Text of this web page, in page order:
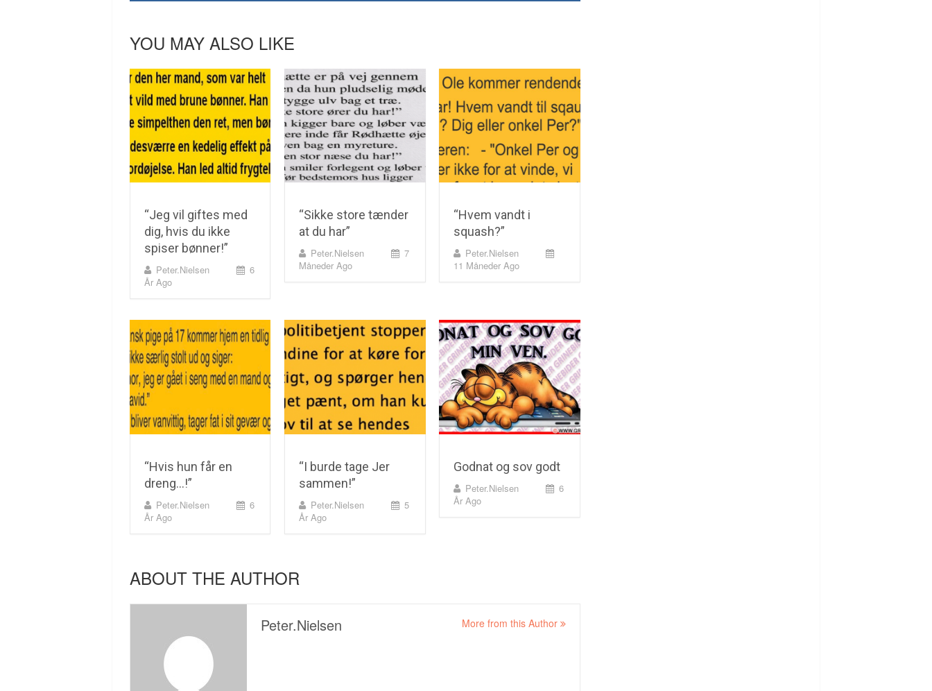
YOU MAY ALSO LIKE
“Jeg vil giftes med
dig, hvis du ikke
spiser bønner!”
Peter.nielsen
6
År Ago
“Sikke store tænder
at du har”
Peter.nielsen
7
Måneder Ago
“Hvem vandt i
squash?”
Peter.nielsen
11 Måneder Ago
“Hvis hun får en
dreng…!”
Peter.nielsen
6
År Ago
“I burde tage Jer
sammen!”
Peter.nielsen
5
År Ago
Godnat og sov godt
Peter.nielsen
6
År Ago
ABOUT THE AUTHOR
Peter.nielsen More from this Author